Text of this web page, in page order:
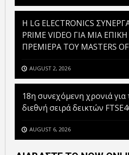
H LG ELECTRONICS
PRIME VIDEO ΓΙΑ ΜΙΑ
ΠΡΕΜΙΕΡΑ ΤΟΥ MASTERS OF
AUGUST 2, 2026
18η συνεχόμενη χρονιά
διεθνή σειρά δεικτών
AUGUST 6, 2026